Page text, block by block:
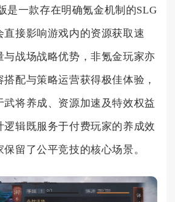
是一款存在明确氪金机制的SLG
直接影响游戏内的资源获取速
与战场战略优势，非氪金玩家亦
配与策略运营获得极佳体验，
武将养成、资源加速及特效权益
逻辑既服务于付费玩家的养成效
留了公平竞技的核心场景。